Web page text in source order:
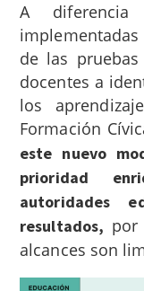
A
de las
docentes a
los
Formación
este nuevo
prioridad
autoridades
resultados, por
alcances son